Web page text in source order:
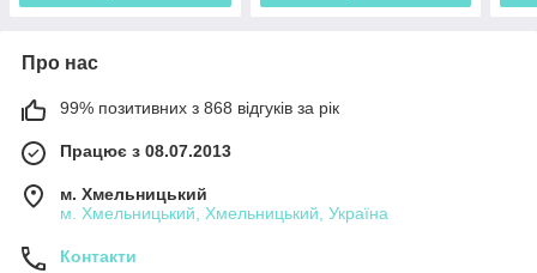
Про нас
99% позитивних з 868 відгуків за рік
Працює з 08.07.2013
м. Хмельницький
м. Хмельницький, Хмельницький, Україна
Контакти